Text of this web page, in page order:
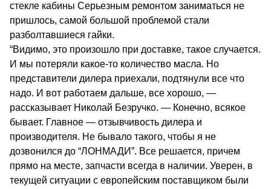
стекле кабины Серьезным ремонтом заниматься не
пришлось, самой большой проблемой стали
разболтавшиеся гайки.
“Видимо, это произошло при доставке, такое случается.
И мы потеряли какое-то количество масла. Но
представители дилера приехали, подтянули все что
надо. И вот работаем дальше, все хорошо, —
рассказывает Николай Безручко. — Конечно, всякое
бывает. Главное — отзывчивость дилера и
производителя. Не бывало такого, чтобы я не
дозвонился до “ЛОНМАДИ”. Все решается, причем
прямо на месте, запчасти всегда в наличии. Уверен, в
текущей ситуации с европейским поставщиком были